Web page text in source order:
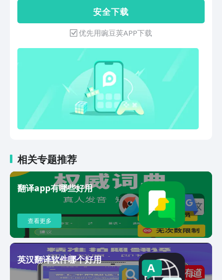
济、工程、计算机等十余个领域。 【实
用工具】 高亮标记：重点词添加标记，
云端同步，随时查阅。 笔记同步：生词
语音输入：英语整句翻译发音功能，支持
语音输入。 跨软件取词：使用其他软件
时，长按即可查词，自动显示释义。 语
料库管理：对学习过程中接触的单词、词
组语料进行管理；可以将喜欢的语料加入
生词本，也可以通过卡片学习播放。【AI
功能】AI翻译：精准自然的AI翻译，超越
各大翻译引擎批改纠错：输入/粘贴文本
错误主题写作：借助AI的力量，给定主
题，将您的想法转化为文字短句扩写：根
据选中内容自动扩写，突破写作瓶颈文章
润色：文本一键润色、优化表达，助您的
文章脱颖而出【联系我们】 官方网站
http://www.eudic.net 咨询邮箱
support@francochinois.com
语音识别技术，为6-12岁的儿童提供全
面、权威的汉语及英语数据和智能高效的
查询服务。 【词典功能】 * 中文查字：
全面覆盖字、词、成语及古诗词。其中，
产品完整收录由教育部、国家语言文字工
作委员会组织制定的《通用规范汉字
表》。 * 英文查词：英文部分涵盖《义务
教育英语课程标准》规定词汇，释义内容
针对少儿用户量身定制，符合该年龄阶段
用户的学习理解能力和知识储备，并为每
一个单词收录真人发音及配套图片词典。
为儿童带来多感官学习体验。 * 自然拼
读：自然拼读，所有英文词条均用自然拼
读规则进行标注和发音，引导儿童掌握单
词自然拼读规则. * 跟读练习：在英文界
面中融入跟读练习功能，配合发音打分，
帮助儿童提升英语听说能力。 * 语音助
手：将汉语和英语的查词翻译需求融入智
能语音交互，用语音问答式的学习模式，
符合少儿和家
安 全 下 载
优先用豌豆荚APP下载
相关专题推荐
翻译app有哪些好用
查看更多
英汉翻译软件哪个好用